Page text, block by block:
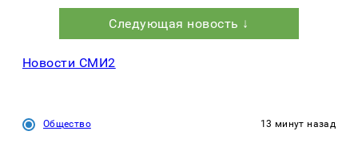
Следующая новость ↓
Новости СМИ2
Общество 13 минут назад